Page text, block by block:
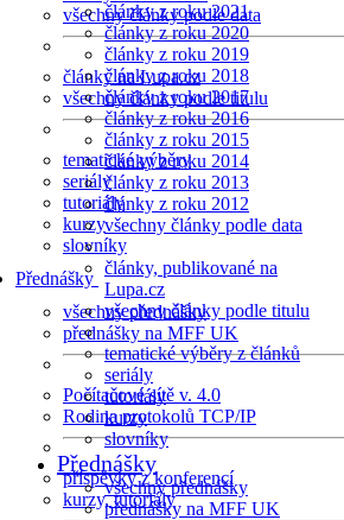
všechny články podle data
články na Lupa.cz
všechny články podle titulu
tematické výběry
seriály
tutoriály
kurzy
slovníky
Přednášky
všechny přednášky
přednášky na MFF UK
Počítačové sítě v. 4.0
Rodina protokolů TCP/IP
příspěvky z konferencí
kurzy, tutoriály
články z roku 2021
články z roku 2020
články z roku 2019
články z roku 2018
články z roku 2017
články z roku 2016
články z roku 2015
články z roku 2014
články z roku 2013
články z roku 2012
všechny články podle data
články, publikované na
Lupa.cz
všechny články podle titulu
tematické výběry z článků
seriály
tutoriály
kurzy
slovníky
Přednášky
všechny přednášky
přednášky na MFF UK